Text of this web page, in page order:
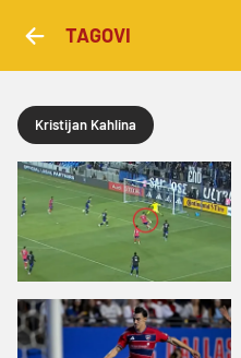
TAGOVI
Kristijan Kahlina